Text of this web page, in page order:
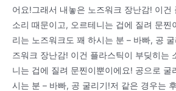
어요!그래서 내놓은 노즈워크 장난감! 이건
소리 때문이고, 오르테니는 겁에 질려 문찐
리는 노즈워크도 꽤 하시는 분 – 바빠, 공
즈워크 장난감! 이건 플라스틱이 부딪히는
니는 겁에 질려 문찐이뿐이에요! 공으로 굴
시는 분 – 바빠, 공 굴리기!저 같은 경우는